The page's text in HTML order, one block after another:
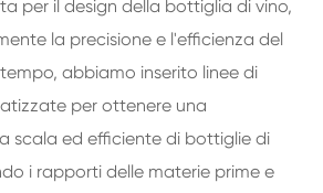
per il design della bottiglia di vino,
la precisione e l'efficienza del
abbiamo inserito linee di
per ottenere una
scala ed efficiente di bottiglie di
i rapporti delle materie prime e